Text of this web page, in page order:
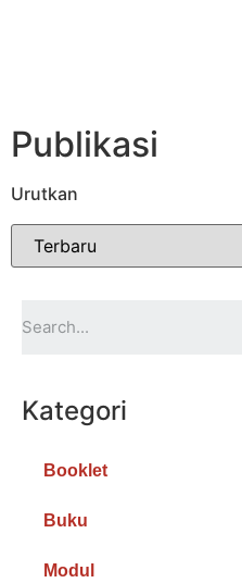
Publikasi
Urutkan
Kategori
Booklet
Buku
Modul